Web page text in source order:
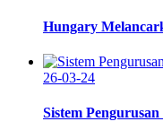
Hungary
26-03-24
Sistem